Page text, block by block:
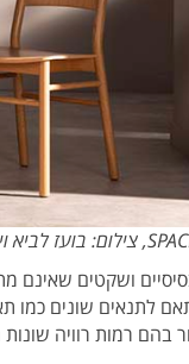
, צילום: בועז לביא
ושקטים שאינם
לתנאים שונים כמו
בהם רמות רוויה